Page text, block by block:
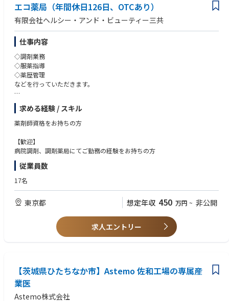
エコ薬局（年間休日126日、OTCあり）
有限会社ヘルシー・アンド・ビューティー三共
仕事内容
◇調剤業務
◇服薬指導
◇薬歴管理
などを行っていただきます。
【 仕事内容詳細 】
処方せんによる調剤、薬の正しい使い方、飲み合わせのチェックなどを行
い、
していただきます。
また、必要な情報は医師への報告も行います。
診勧奨など、セルフメディケーションのサポートも併せて行っていただき
ます。
定休日：日・祝
処方箋内容：内科、皮膚科、眼科、整形など
処方箋枚数：約100枚/日 個人在宅、施設在宅あり
薬剤師活動などさまざまな業務をおこなっております。
求める経験 / スキル
薬剤師資格をお持ちの方
【歓迎】
病院調剤、調剤薬局にてご勤務の経験をお持ちの方
従業員数
17名
東京都 想定年収 450 万円 ~ 非公開
求人エントリー
【茨城県ひたちなか市】Astemo 佐和工場の専属産
業医
Astemo株式会社